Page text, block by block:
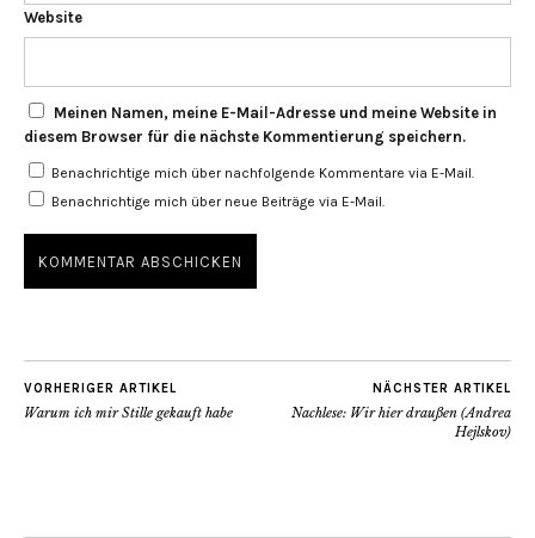
Website
Meinen Namen, meine E-Mail-Adresse und meine Website in
diesem Browser für die nächste Kommentierung speichern.
Benachrichtige mich über nachfolgende Kommentare via E-Mail.
Benachrichtige mich über neue Beiträge via E-Mail.
VORHERIGER ARTIKEL
Warum ich mir Stille gekauft habe
NÄCHSTER ARTIKEL
Nachlese: Wir hier draußen (Andrea
Hejlskov)